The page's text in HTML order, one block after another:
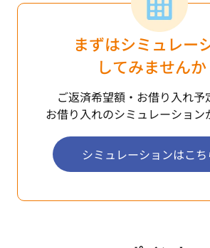
まずはシミュレー
してみませんか
ご返済希望額・お借り入れ予
お借り入れのシミュレーション
シミュレーションはこち